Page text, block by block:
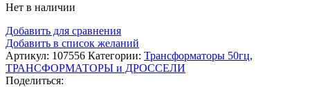
Нет в наличии
Добавить для сравнения
Добавить в список желаний
Артикул: 107556 Категории: Трансформаторы 50гц,
ТРАНСФОРМАТОРЫ и ДРОССЕЛИ
Поделиться: